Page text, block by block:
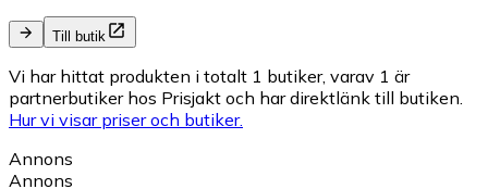
Till butik
Vi har hittat produkten i totalt 1 butiker, varav 1 är
partnerbutiker hos Prisjakt och har direktlänk till butiken.
Hur vi visar priser och butiker.
Annons
Annons